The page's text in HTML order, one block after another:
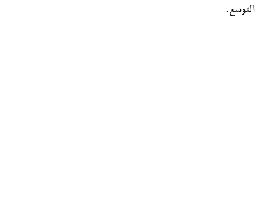
التوسع.